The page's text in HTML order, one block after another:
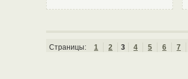
Страницы: 1 2 3 4 5 6 7